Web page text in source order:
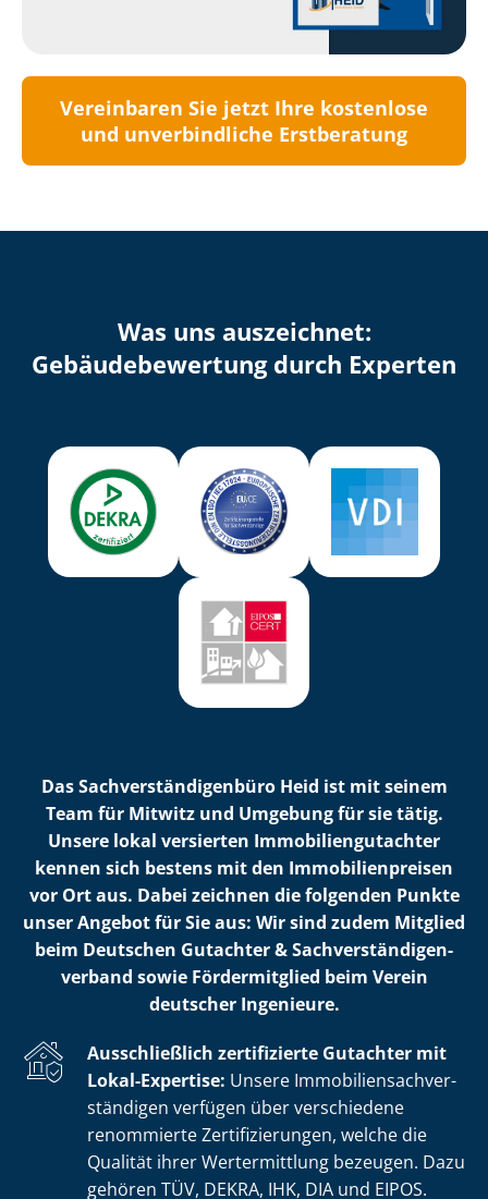
Vereinbaren Sie jetzt Ihre kostenlose
und unverbindliche Erstberatung
Was uns auszeichnet:
Ge­bäu­de­be­wer­tung durch Experten
Das Sach­ver­stän­di­gen­bü­ro Heid ist mit seinem
Team für Mitwitz und Umgebung für sie tätig.
Unsere lokal versierten Im­mo­bi­li­en­gut­ach­ter
kennen sich bestens mit den Im­mo­bi­li­en­prei­sen
vor Ort aus. Dabei zeichnen die folgenden Punkte
unser Angebot für Sie aus: Wir sind zudem Mitglied
beim Deutschen Gutachter & Sach­ver­stän­di­gen­
ver­band sowie Fördermitglied beim Verein
deutscher Ingenieure.
Ausschließlich zertifizierte Gutachter mit
Lokal-Expertise: Unsere Im­mo­bi­li­en­sach­ver­
stän­di­gen verfügen über verschiedene
renommierte Zer­ti­fi­zie­run­gen, welche die
Qualität ihrer Wertermittlung bezeugen. Dazu
gehören TÜV, DEKRA, IHK, DIA und EIPOS.